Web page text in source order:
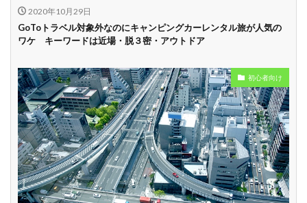
2020年10月29日
GoToトラベル対象外なのにキャンピングカーレンタル旅が人気の
ワケ キーワードは近場・脱３密・アウトドア
初心者向け